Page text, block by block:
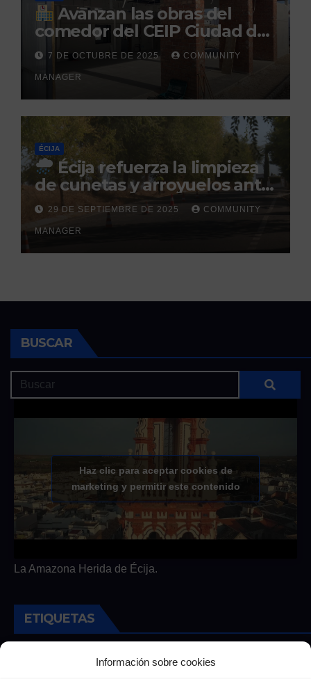
Información sobre cookies
Avanzan las obras del
comedor del CEIP Ciudad del
Sol: su finalización está
prevista para finales de 2025
7 DE OCTUBRE DE 2025 COMMUNITY
MANAGER
ÉCIJA
Écija refuerza la limpieza
de cunetas y arroyuelos ante
la llegada de las lluvias
otoñales
29 DE SEPTIEMBRE DE 2025 COMMUNITY
MANAGER
BUSCAR
Haz clic para aceptar cookies de
marketing y permitir este contenido
La Amazona Herida de Écija.
ETIQUETAS
Andalucía Cultura Deportes